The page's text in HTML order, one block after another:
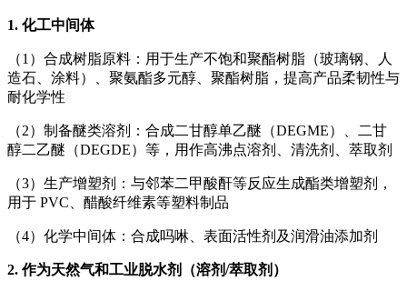
1. 化工中间体
（1）合成树脂原料：用于生产不饱和聚酯树脂（玻璃钢、人
造石、涂料）、聚氨酯多元醇、聚酯树脂，提高产品柔韧性与
耐化学性
（2）制备醚类溶剂：合成二甘醇单乙醚（DEGME）、二甘
醇二乙醚（DEGDE）等，用作高沸点溶剂、清洗剂、萃取剂
（3）生产增塑剂：与邻苯二甲酸酐等反应生成酯类增塑剂，
用于 PVC、醋酸纤维素等塑料制品
（4）化学中间体：合成吗啉、表面活性剂及润滑油添加剂
2. 作为天然气和工业脱水剂（溶剂/萃取剂）